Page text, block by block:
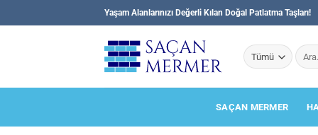
atla
Yaşam Alanlarınızı Değerli Kılan Doğal Patlatma Taşları!
Ara:
SAÇAN MERMER